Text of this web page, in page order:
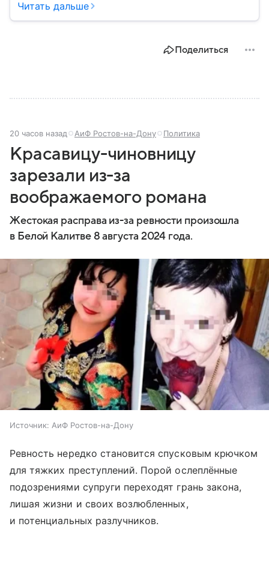
музыкального продюсера до руководителя
Читать дальше
Поделиться
20 часов назад АиФ Ростов-на-Дону Политика
Красавицу-чиновницу
зарезали из-за
воображаемого романа
Жестокая расправа из-за ревности произошла
в Белой Калитве 8 августа 2024 года.
Источник: АиФ Ростов-на-Дону
Ревность нередко становится спусковым крючком
для тяжких преступлений. Порой ослеплённые
подозрениями супруги переходят грань закона,
лишая жизни и своих возлюбленных,
и потенциальных разлучников.